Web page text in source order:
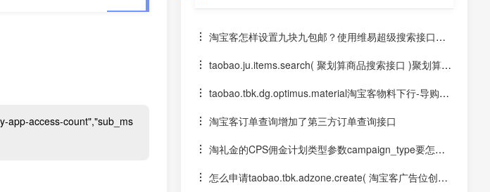
app-access-count","sub_ms
淘宝客怎样设置九块九包邮？使用维易超级搜索接口展
示价格9.9元以下的产品
taobao.ju.items.search( 聚划算商品搜索接口 )聚划算A
PI接口怎么用？
taobao.tbk.dg.optimus.material淘宝客物料下行-导购接
口如何调用？
淘宝客订单查询增加了第三方订单查询接口
淘礼金的CPS佣金计划类型参数campaign_type要怎么
设置？维易接口免费提供淘礼金佣金类型查询接口
怎么申请taobao.tbk.adzone.create( 淘宝客广告位创建